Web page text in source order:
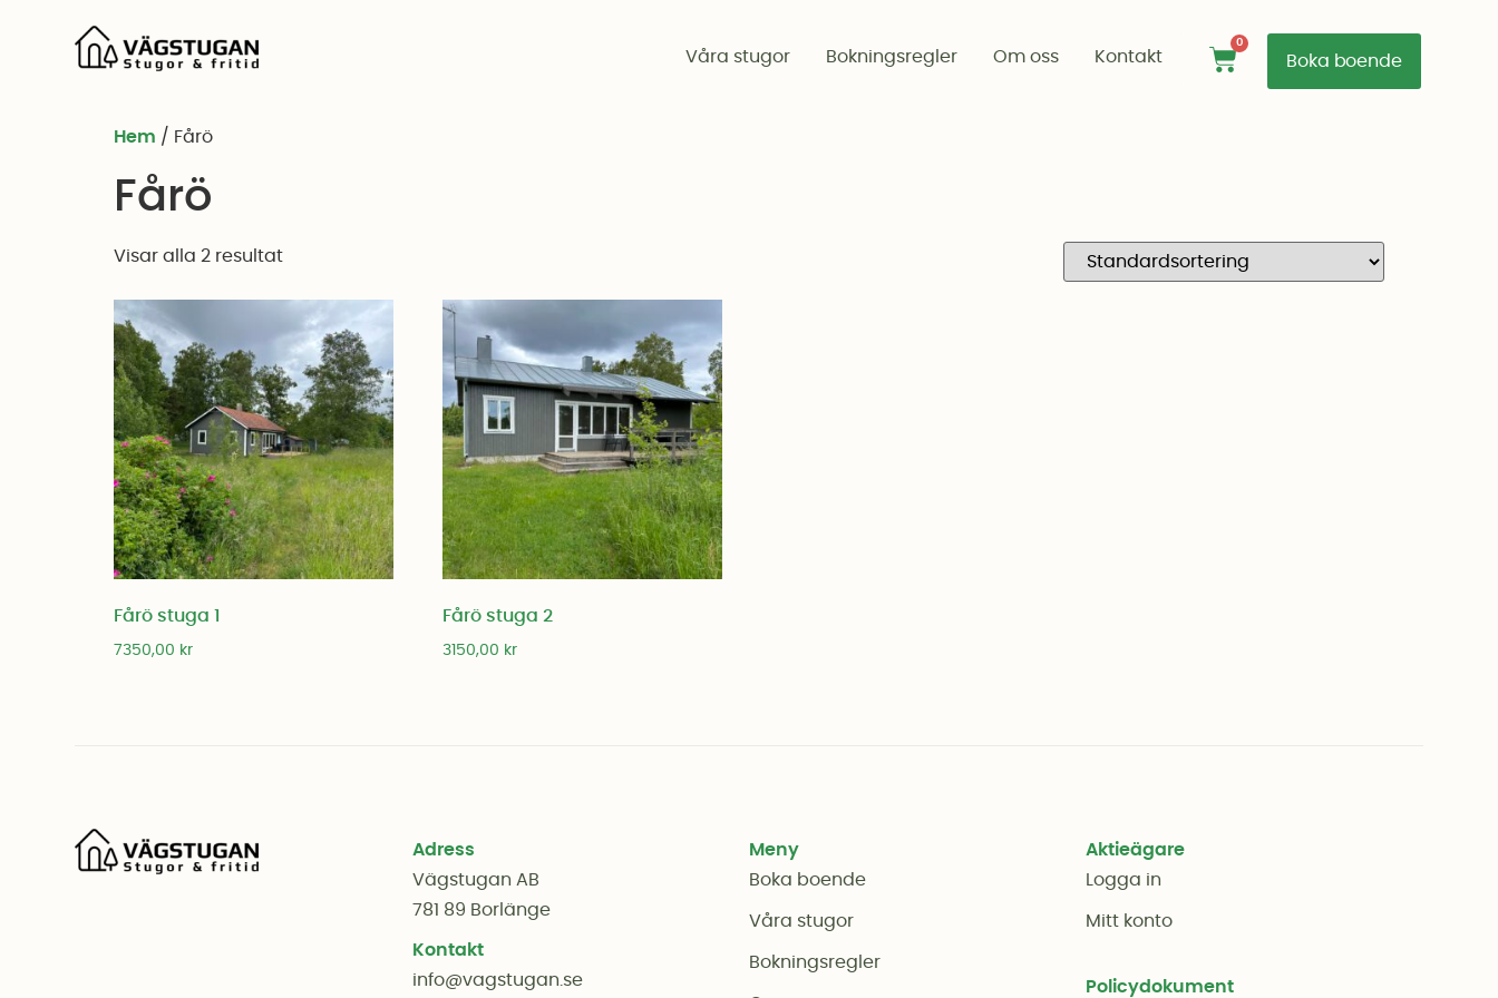
Våra stugor Bokningsregler Om oss Kontakt
0
Boka boende
Hem / Fårö
Fårö
Visar alla 2 resultat
Fårö stuga 1
7350,00 kr
Fårö stuga 2
3150,00 kr
Adress
Vägstugan AB
781 89 Borlänge
Kontakt
info@vagstugan.se
Meny
Boka boende
Våra stugor
Bokningsregler
Aktieägare
Logga in
Mitt konto
Policydokument